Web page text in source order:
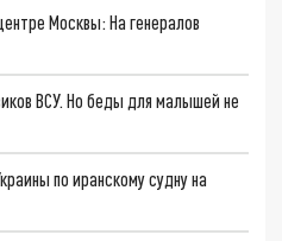
Москвы: На генералов
ВСУ. Но беды для малышей не
по иранскому судну на